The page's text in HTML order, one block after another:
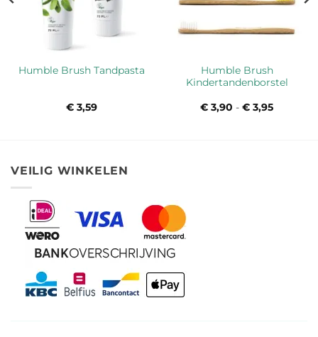
Humble Brush Tandpasta
€3,59
Humble Brush
Kindertandenborstel
€ 3,90 - € 3,95
VEILIG WINKELEN